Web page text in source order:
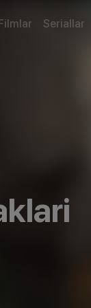
Seriallar